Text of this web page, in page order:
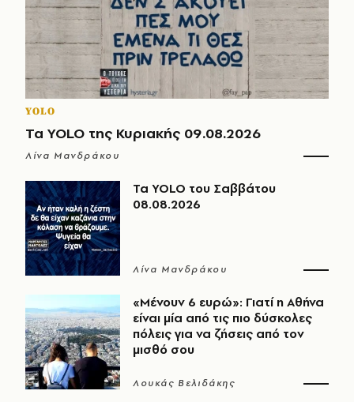
YOLO
Τα YOLO της Κυριακής 09.08.2026
Λίνα Μανδράκου
Τα YOLO του Σαββάτου
08.08.2026
Λίνα Μανδράκου
«Μένουν 6 ευρώ»: Γιατί η Αθήνα
είναι μία από τις πιο δύσκολες
πόλεις για να ζήσεις από τον
μισθό σου
Λουκάς Βελιδάκης